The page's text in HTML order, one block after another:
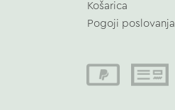
Košarica
Pogoji poslovanja